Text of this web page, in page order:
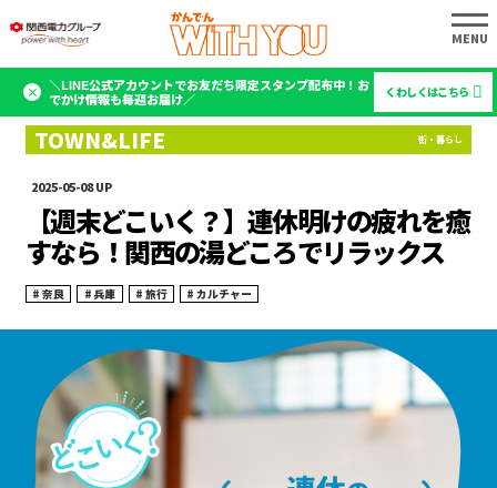
＼LINE公式アカウントでお友だち限定スタンプ配布中！お
でかけ情報も毎週お届け／
くわしくはこちら
2025-05-08
【週末どこいく？】連休明けの疲れを癒
すなら！関西の湯どころでリラックス
奈良 兵庫 旅行 カルチャー